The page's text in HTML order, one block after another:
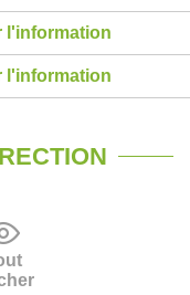
l'information
l'information